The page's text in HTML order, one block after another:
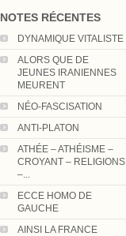
NOTES RÉCENTES
DYNAMIQUE VITALISTE
ALORS QUE DE
JEUNES IRANIENNES
MEURENT
NÉO-FASCISATION
ANTI-PLATON
ATHÉE – ATHÉISME –
CROYANT – RELIGIONS
–...
ECCE HOMO DE
GAUCHE
AINSI LA FRANCE